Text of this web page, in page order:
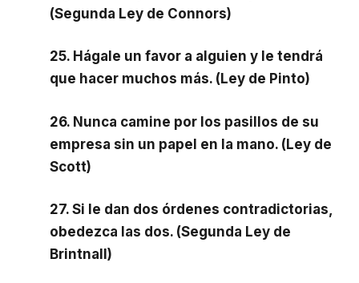
(Segunda Ley de Connors)
25. Hágale un favor a alguien y le tendrá
que hacer muchos más. (Ley de Pinto)
26. Nunca camine por los pasillos de su
empresa sin un papel en la mano. (Ley de
Scott)
27. Si le dan dos órdenes contradictorias,
obedezca las dos. (Segunda Ley de
Brintnall)